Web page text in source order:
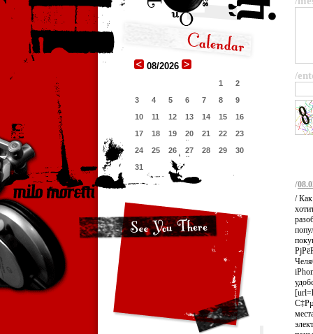
08/2026
1
2
3
4 5 6 7 8
9
10
11 12 13 14 15
16
17
18 19 20 21 22
23
24
25 26 27 28 29
30
31
/
/
/